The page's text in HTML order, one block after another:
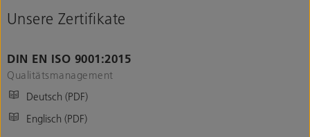
Unsere Zertifikate
DIN EN ISO 9001:2015
Qualitätsmanagement
Deutsch (PDF)
Englisch (PDF)